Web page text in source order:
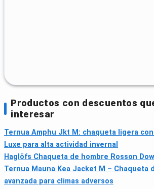
Productos con descuentos
interesar
Ternua Amphu Jkt M: chaqueta ligera
Luxe para alta actividad invernal
Haglöfs Chaqueta de hombre Rosson
Ternua Mauna Kea Jacket M – Chaqueta
avanzada para climas adversos